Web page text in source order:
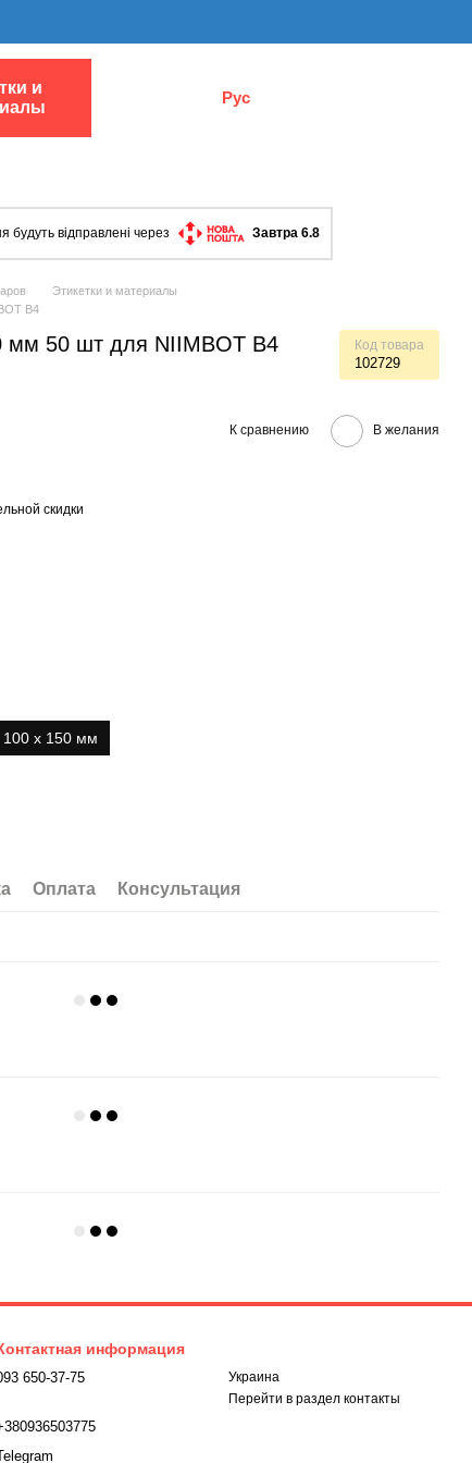
и
Рус
будуть відправлені через Завтра 6.8
Этикетки и материалы
B4
мм 50 шт для NIIMBOT B4 Код товара
102729
К сравнению В желания
скидки
100 х 150 мм
Оплата Консультация
информация
650-37-75
Украина
Перейти в раздел контакты